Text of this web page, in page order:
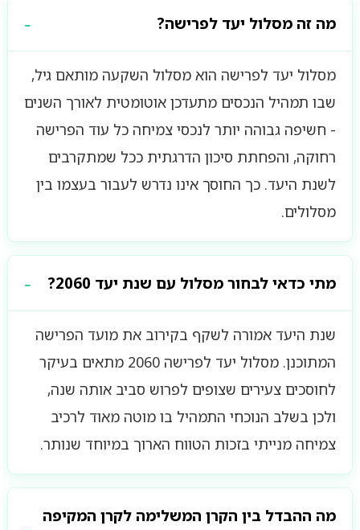
מה זה מסלול יעד לפרישה?
מסלול יעד לפרישה הוא מסלול השקעה מותאם גיל,
שבו תמהיל הנכסים מתעדכן אוטומטית לאורך השנים
- חשיפה גבוהה יותר לנכסי צמיחה כל עוד הפרישה
רחוקה, והפחתת סיכון הדרגתית ככל שמתקרבים
לשנת היעד. כך החוסך אינו נדרש לעבור בעצמו בין
מסלולים.
מתי כדאי לבחור מסלול עם שנת יעד 2060?
שנת היעד אמורה לשקף בקירוב את מועד הפרישה
המתוכנן. מסלול יעד לפרישה 2060 מתאים בעיקר
לחוסכים צעירים שצופים לפרוש סביב אותה שנה,
ולכן בשלב הנוכחי התמהיל בו מוטה מאוד לרכיב
צמיחה מנייתי בזכות הטווח הארוך במיוחד שנותר.
מה ההבדל בין הקרן המשלימה לקרן המקיפה